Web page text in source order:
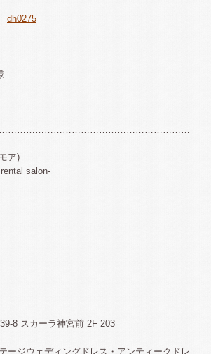
dh0275
ア)
salon-
8 スカーラ神宮前 2F 203
ージウェディングドレス・アンティークドレ